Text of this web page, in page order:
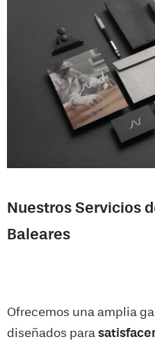
Nuestros Servicios
Baleares
Ofrecemos una amplia
diseñados para